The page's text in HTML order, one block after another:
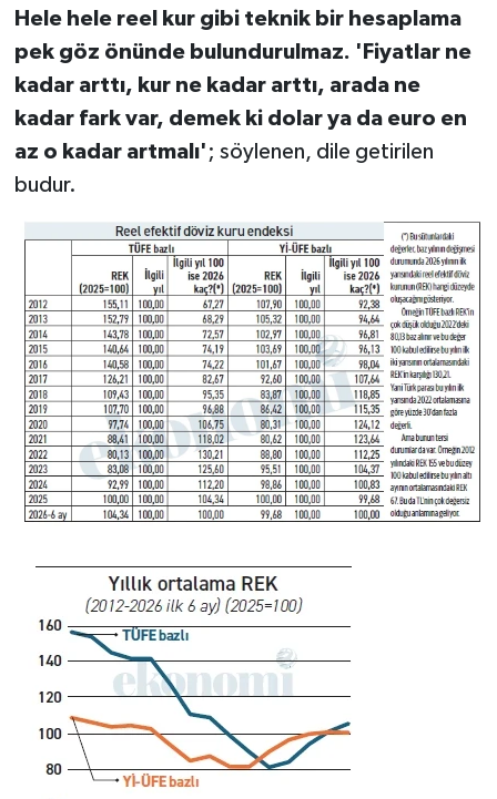
Hele hele reel kur gibi teknik bir hesaplama
pek göz önünde bulundurulmaz. 'Fiyatlar ne
kadar arttı, kur ne kadar arttı, arada ne
kadar fark var, demek ki dolar ya da euro en
az o kadar artmalı' ; söylenen, dile getirilen
budur.